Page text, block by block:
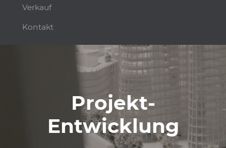
Verkauf
Kontakt
Projekt-
Entwicklung